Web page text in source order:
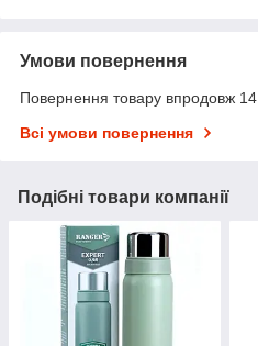
Умови повернення
Повернення товару впродовж 14
Всі умови повернення
Подібні товари компанії